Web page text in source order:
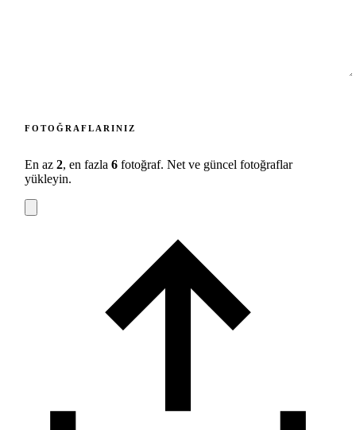
FOTOĞRAFLARINIZ
En az 2, en fazla 6 fotoğraf. Net ve güncel fotoğraflar
yükleyin.